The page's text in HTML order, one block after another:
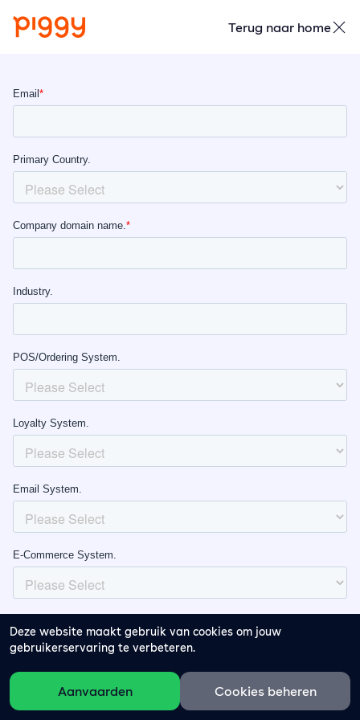
Deze website maakt gebruik van cookies om jouw
gebruikerservaring te verbeteren.
Aanvaarden Cookies beheren
Terug naar home